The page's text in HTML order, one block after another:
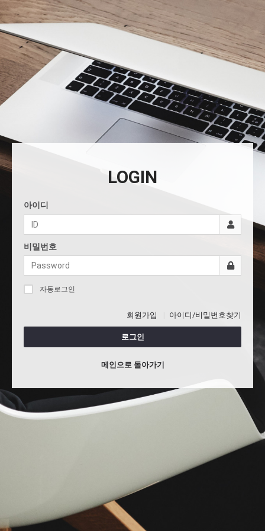
LOGIN
아이디
비밀번호
자동로그인
회원가입 아이디/비밀번호찾기
로그인
메인으로 돌아가기